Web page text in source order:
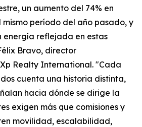
un aumento del 74% en
período del año pasado, y
energía reflejada en estas
Bravo, director
Realty International. "Cada
cuenta una historia distinta,
hacia dónde se dirige la
exigen más que comisiones y
movilidad, escalabilidad,